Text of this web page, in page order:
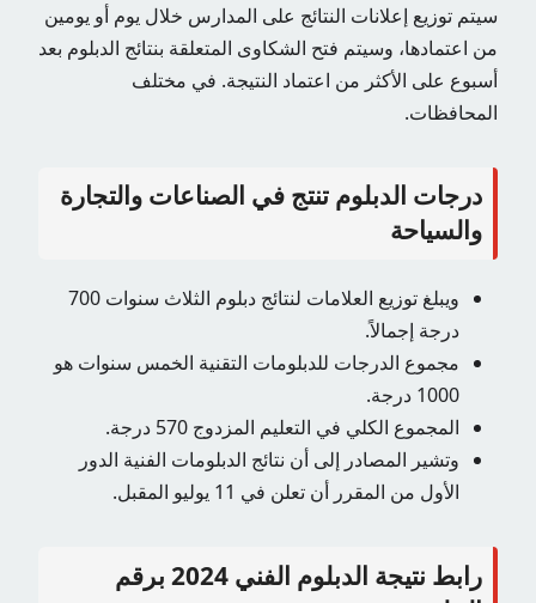
سيتم توزيع إعلانات النتائج على المدارس خلال يوم أو يومين
من اعتمادها، وسيتم فتح الشكاوى المتعلقة بنتائج الدبلوم بعد
أسبوع على الأكثر من اعتماد النتيجة. في مختلف
المحافظات.
درجات الدبلوم تنتج في الصناعات والتجارة
والسياحة
ويبلغ توزيع العلامات لنتائج دبلوم الثلاث سنوات 700
درجة إجمالاً.
مجموع الدرجات للدبلومات التقنية الخمس سنوات هو
1000 درجة.
المجموع الكلي في التعليم المزدوج 570 درجة.
وتشير المصادر إلى أن نتائج الدبلومات الفنية الدور
الأول من المقرر أن تعلن في 11 يوليو المقبل.
رابط نتيجة الدبلوم الفني 2024 برقم